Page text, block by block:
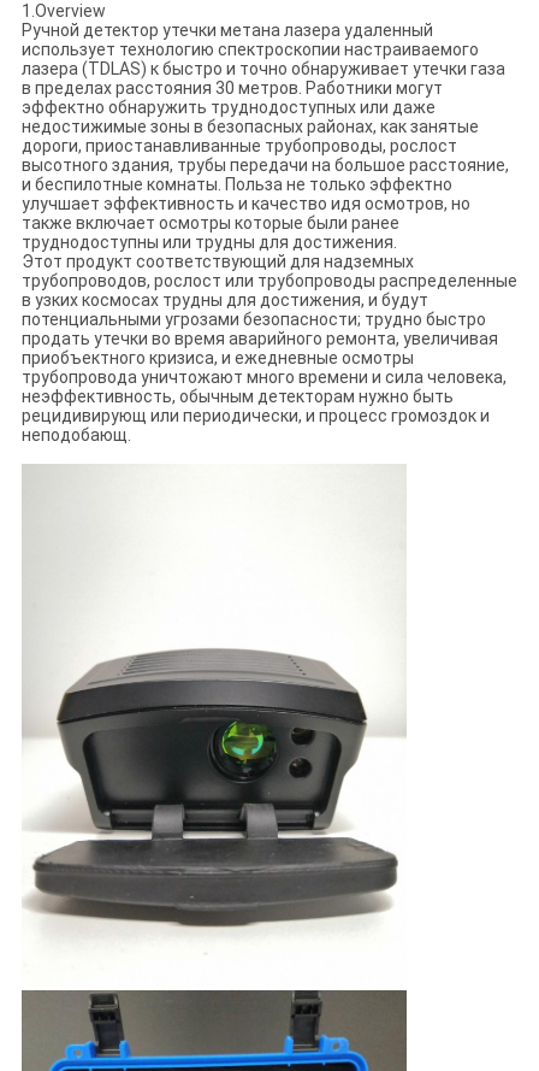
1.Overview
Ручной детектор утечки метана лазера удаленный
использует технологию спектроскопии настраиваемого
лазера (TDLAS) к быстро и точно обнаруживает утечки газа
в пределах расстояния 30 метров. Работники могут
эффектно обнаружить труднодоступных или даже
недостижимые зоны в безопасных районах, как занятые
дороги, приостанавливанные трубопроводы, рослост
высотного здания, трубы передачи на большое расстояние,
и беспилотные комнаты. Польза не только эффектно
улучшает эффективность и качество идя осмотров, но
также включает осмотры которые были ранее
труднодоступны или трудны для достижения.
Этот продукт соответствующий для надземных
трубопроводов, рослост или трубопроводы распределенные
в узких космосах трудны для достижения, и будут
потенциальными угрозами безопасности; трудно быстро
продать утечки во время аварийного ремонта, увеличивая
приобъектного кризиса, и ежедневные осмотры
трубопровода уничтожают много времени и сила человека,
неэффективность, обычным детекторам нужно быть
рецидивирующ или периодически, и процесс громоздок и
неподобающ.